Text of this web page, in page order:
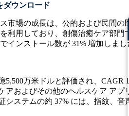
ダウンロード
市場の成長は、公的および民間
利用しており、創傷治癒ケア部
インストール数が 31% 増加しまし
5,500万米ドルと評価され、CAGR
アおよびその他のヘルスケア アプ
システムの約 37% には、指紋、